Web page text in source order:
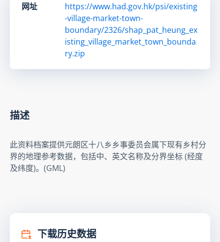
网址
https://www.had.gov.hk/psi/existing
-village-market-town-
boundary/2326/shap_pat_heung_ex
isting_village_market_town_bounda
ry.zip
描述
此资料档案提供元朗区十八乡乡事委员会属下现有乡村分
界的地理参考数据，包括中、英文名称及分界坐标 (经度
及纬度)。(GML)
下载历史数据